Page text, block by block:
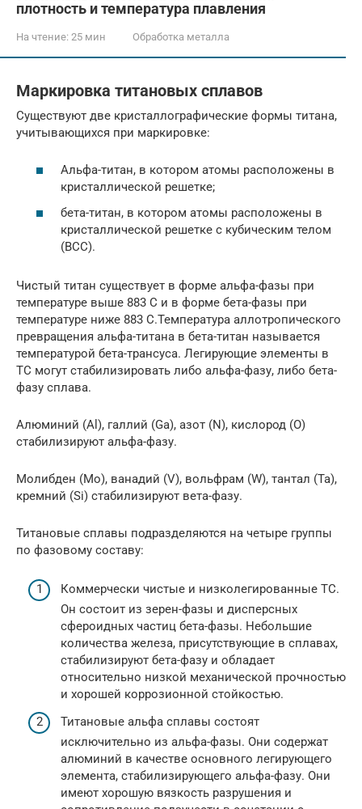
плотность и температура плавления
На чтение: 25 мин Обработка металла
Маркировка титановых сплавов
Существуют две кристаллографические формы титана,
учитывающихся при маркировке:
Альфа-титан, в котором атомы расположены в
кристаллической решетке;
бета-титан, в котором атомы расположены в
кристаллической решетке с кубическим телом
(BCC).
Чистый титан существует в форме альфа-фазы при
температуре выше 883 C и в форме бета-фазы при
температуре ниже 883 C.Температура аллотропического
превращения альфа-титана в бета-титан называется
температурой бета-трансуса. Легирующие элементы в
ТС могут стабилизировать либо альфа-фазу, либо бета-
фазу сплава.
Алюминий (Al), галлий (Ga), азот (N), кислород (O)
стабилизируют альфа-фазу.
Молибден (Mo), ванадий (V), вольфрам (W), тантал (Ta),
кремний (Si) стабилизируют вета-фазу.
Титановые сплавы подразделяются на четыре группы
по фазовому составу:
Коммерчески чистые и низколегированные ТС.
Он состоит из зерен-фазы и дисперсных
сфероидных частиц бета-фазы. Небольшие
количества железа, присутствующие в сплавах,
стабилизируют бета-фазу и обладает
относительно низкой механической прочностью
и хорошей коррозионной стойкостью.
Титановые альфа сплавы состоят
исключительно из альфа-фазы. Они содержат
алюминий в качестве основного легирующего
элемента, стабилизирующего альфа-фазу. Они
имеют хорошую вязкость разрушения и